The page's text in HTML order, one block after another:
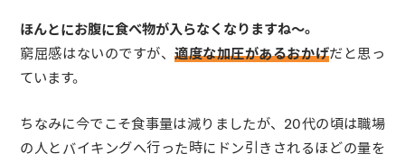
ほんとにお腹に食べ物が入らなくなりますね〜。
窮屈感はないのですが、適度な加圧があるおかげだと思っ
ています。
ちなみに今でこそ食事量は減りましたが、20代の頃は職場
の人とバイキングへ行った時にドン引きされるほどの量を